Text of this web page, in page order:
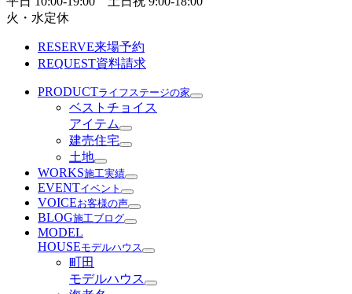
火・水定休
RESERVE来場予約
REQUEST資料請求
PRODUCTライフステージの家
ベストチョイス
アイテム
建売住宅
土地
WORKS施工実績
EVENTイベント
VOICEお客様の声
BLOG施工ブログ
MODEL
HOUSEモデルハウス
町田
モデルハウス